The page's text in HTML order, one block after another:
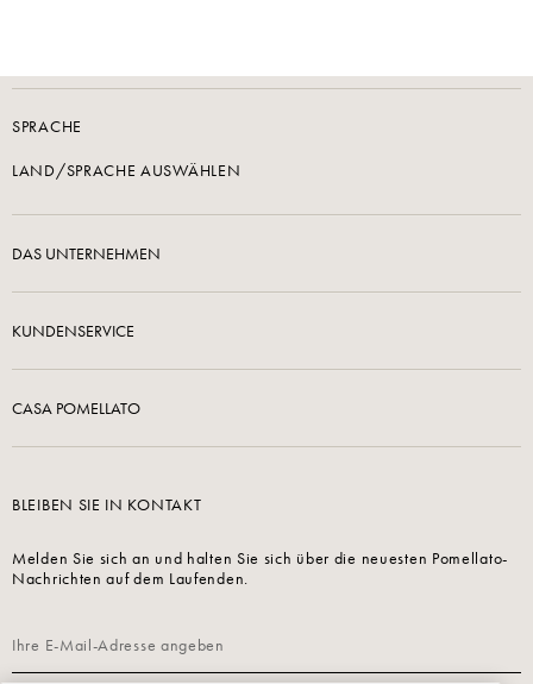
SPRACHE
LAND/SPRACHE AUSWÄHLEN
DAS UNTERNEHMEN
KUNDENSERVICE
CASA POMELLATO
BLEIBEN SIE IN KONTAKT
Melden Sie sich an und halten Sie sich über die neuesten Pomellato-
Nachrichten auf dem Laufenden.